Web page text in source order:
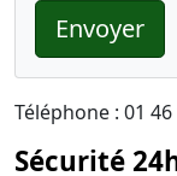
Envoyer
Téléphone : 01 46
Sécurité